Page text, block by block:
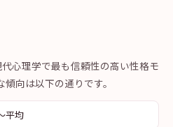
心理学で最も信頼性の高い性格モ
向は以下の通りです。
平均